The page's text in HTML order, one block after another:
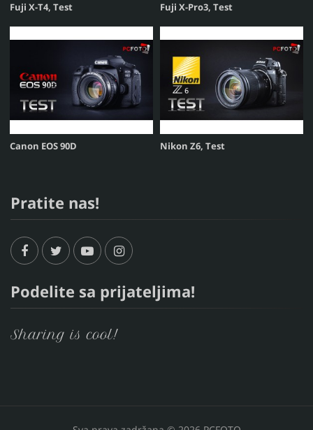
Fuji X-T4, Test Fuji X-Pro3, Test
Canon EOS 90D Nikon Z6, Test
Pratite nas!
Podelite sa prijateljima!
Sharing is cool!